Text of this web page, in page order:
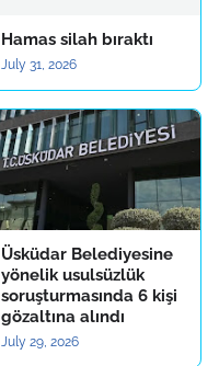
Hamas silah bıraktı
July 31, 2026
Üsküdar Belediyesine
yönelik usulsüzlük
soruşturmasında 6 kişi
gözaltına alındı
July 29, 2026